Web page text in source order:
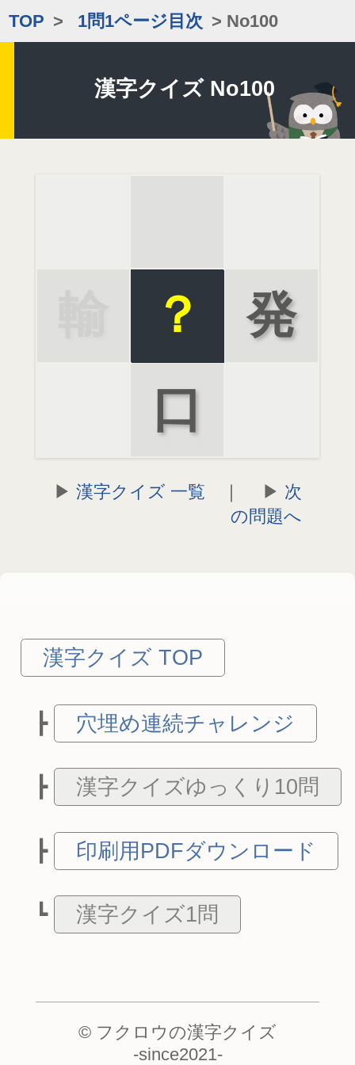
TOP > 1問1ページ目次 > No100
漢字クイズ No100
出
？
発
口
漢字クイズ 一覧 ｜
次
の問題へ
漢字クイズ TOP
穴埋め連続チャレンジ
漢字クイズゆっくり10問
印刷用PDFダウンロード
漢字クイズ1問
© フクロウの漢字クイズ
-since2021-